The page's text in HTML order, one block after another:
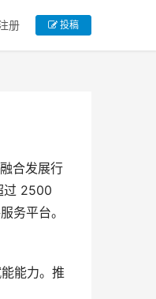
册 投稿
合发展行
过 2500
务平台。
能力。推